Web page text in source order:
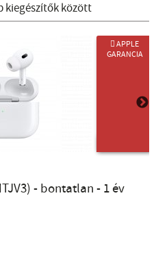
kiegészítők között
 APPLE
GARANCIA
- bontatlan - 1 év